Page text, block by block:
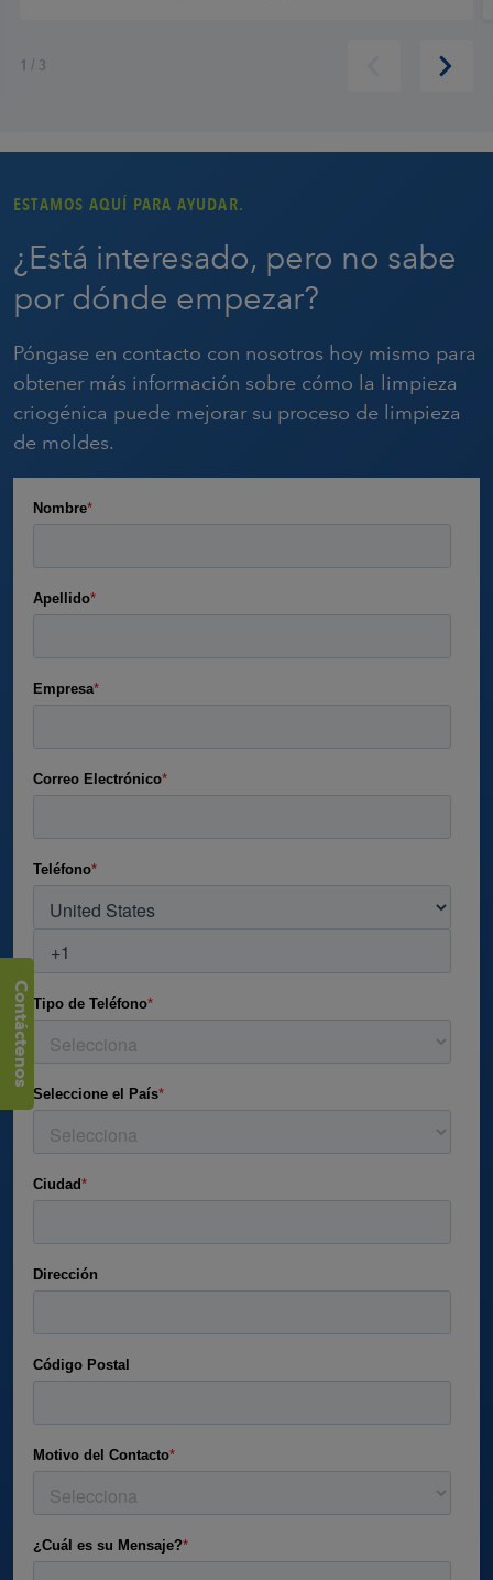
1 / 3
ESTAMOS AQUÍ PARA AYUDAR.
¿Está interesado, pero no sabe
por dónde empezar?
Póngase en contacto con nosotros hoy mismo para
obtener más información sobre cómo la limpieza
criogénica puede mejorar su proceso de limpieza
de moldes.
Contáctenos